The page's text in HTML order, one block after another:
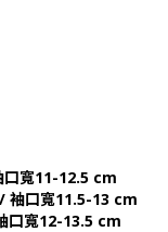
寬11-12.5 cm
袖口寬11.5-13 cm
口寬12-13.5 cm